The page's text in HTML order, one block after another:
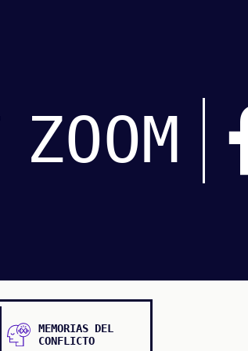
ZOOM
MEMORIAS DEL
CONFLICTO